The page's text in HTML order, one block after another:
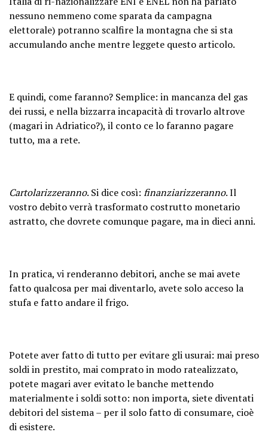
nessuno nemmeno come sparata da campagna
elettorale) potranno scalfire la montagna che si sta
accumulando anche mentre leggete questo articolo.
E quindi, come faranno? Semplice: in mancanza del gas
dei russi, e nella bizzarra incapacità di trovarlo altrove
(magari in Adriatico?), il conto ce lo faranno pagare
tutto, ma a rete.
Cartolarizzeranno. Si dice così: finanziarizzeranno. Il
vostro debito verrà trasformato costrutto monetario
astratto, che dovrete comunque pagare, ma in dieci anni.
In pratica, vi renderanno debitori, anche se mai avete
fatto qualcosa per mai diventarlo, avete solo acceso la
stufa e fatto andare il frigo.
Potete aver fatto di tutto per evitare gli usurai: mai preso
soldi in prestito, mai comprato in modo ratealizzato,
potete magari aver evitato le banche mettendo
materialmente i soldi sotto: non importa, siete diventati
debitori del sistema – per il solo fatto di consumare, cioè
di esistere.